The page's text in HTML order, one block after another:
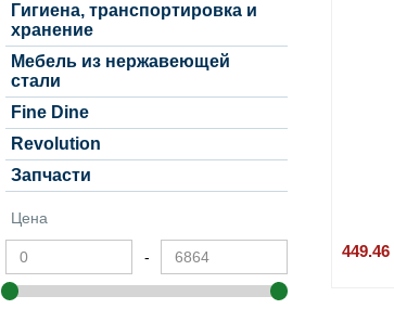
Гигиена, транспортировка и
хранение
Мебель из нержавеющей
стали
Fine Dine
Revolution
Запчасти
Цена
- 449.46